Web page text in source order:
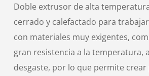
Doble extrusor de alta
cerrado y calefactado para
con materiales muy exigentes,
gran resistencia a la temperatura,
desgaste, por lo que permite crear